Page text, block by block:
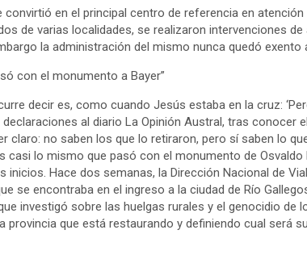
convirtió en el principal centro de referencia en
de varias localidades, se realizaron intervenciones
la administración del mismo nunca quedó exento
con el monumento a Bayer”
decir es, como cuando Jesús estaba en la cruz:
declaraciones al diario La Opinión Austral, tras conocer
claro: no saben los que lo retiraron, pero sí saben lo
casi lo mismo que pasó con el monumento de Osvaldo
inicios. Hace dos semanas, la Dirección Nacional de
se encontraba en el ingreso a la ciudad de Río
investigó sobre las huelgas rurales y el genocidio de
provincia que está restaurando y definiendo cual será